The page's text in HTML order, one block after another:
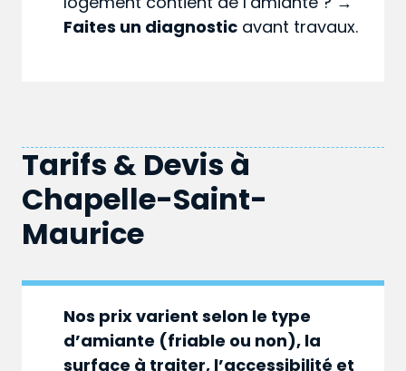
Faites un diagnostic avant travaux.
Tarifs & Devis à
Chapelle-Saint-
Maurice
Nos prix varient selon le type
d’amiante (friable ou non), la
surface à traiter, l’accessibilité et